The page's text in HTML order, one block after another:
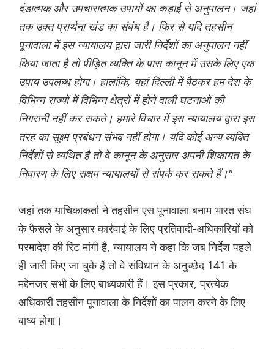
दंडात्मक और उपचारात्मक उपायों का कड़ाई से अनुपालन। जहां
तक ​​उक्त प्रार्थना खंड का संबंध है। फिर से यदि तहसीन
पूनावाला में इस न्यायालय द्वारा जारी निर्देशों का अनुपालन नहीं
किया जाता है तो पीड़ित व्यक्ति के पास कानून में उसके लिए एक
उपाय उपलब्ध होगा। हालांकि, यहां दिल्ली में बैठकर हम देश के
विभिन्न राज्यों में विभिन्न क्षेत्रों में होने वाली घटनाओं की
निगरानी नहीं कर सकते। हमारे विचार में इस न्यायालय द्वारा इस
तरह का सूक्ष्म प्रबंधन संभव नहीं होगा। यदि कोई अन्य व्यक्ति
निर्देशों से व्यथित है तो वे कानून के अनुसार अपनी शिकायत के
निवारण के लिए सक्षम न्यायालयों से संपर्क कर सकते हैं।"
जहां तक ​​याचिकाकर्ता ने तहसीन एस पूनावाला बनाम भारत संघ
के फैसले के अनुसार कार्रवाई के लिए प्रतिवादी-अधिकारियों को
परमादेश की रिट मांगी है, न्यायालय ने कहा कि जब निर्देश पहले
ही जारी किए जा चुके हैं तो वे संविधान के अनुच्छेद 141 के
मद्देनजर सभी के लिए बाध्यकारी हैं। इस प्रकार, प्रत्येक
अधिकारी तहसीन पूनावाला के निर्देशों का पालन करने के लिए
बाध्य होगा।